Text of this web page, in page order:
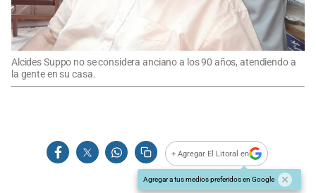
Alcides Suppo no se considera anciano a los 90 años, atendiendo a
la gente en su casa.
+ Agregar El Litoral en
Agregar a tus medios preferidos en Google